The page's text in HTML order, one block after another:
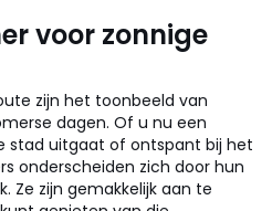
voor zonnige
zijn het toonbeeld van
dagen. Of u nu een
stad uitgaat of ontspant bij het
onderscheiden zich door hun
Ze zijn gemakkelijk aan te